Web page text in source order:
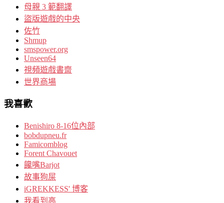
母親 3 範翻譯
盜版遊戲的中央
佐竹
Shmup
smspower.org
Unseen64
視頻遊戲書齋
世界商場
我喜歡
Benishiro 8-16位內部
bobdupneu.fr
Famicomblog
Forent Chavouet
饞嘴Barjot
故事狗屎
iGREKKESS' 博客
我看到高